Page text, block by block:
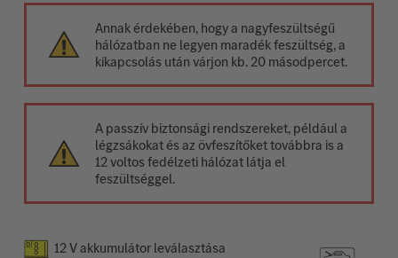
Annak érdekében, hogy a nagyfeszültségű
hálózatban ne legyen maradék feszültség, a
kikapcsolás után várjon kb. 20 másodpercet.
A passzív biztonsági rendszereket, például a
légzsákokat és az övfeszítőket továbbra is a
12 voltos fedélzeti hálózat látja el
feszültséggel.
12 V akkumulátor leválasztása